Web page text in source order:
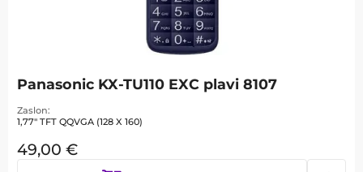
Panasonic KX-TU110 EXC plavi 8107
Zaslon
1,77" TFT QQVGA (128 X 160)
49,00 €